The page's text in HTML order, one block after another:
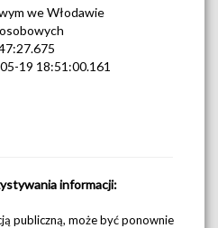
we Włodawie
19 18:51:00.161
informacji:
publiczną, może być ponownie